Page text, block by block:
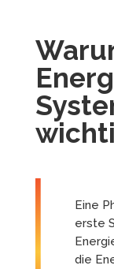
Eine
erste
die